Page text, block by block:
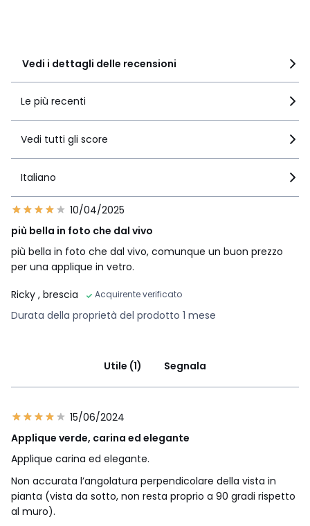
Vedi i dettagli delle recensioni
Le più recenti
Vedi tutti gli score
Italiano
10/04/2025
più bella in foto che dal vivo
più bella in foto che dal vivo, comunque un buon prezzo
per una applique in vetro.
Ricky , brescia Acquirente verificato
Durata della proprietà del prodotto 1 mese
Utile (1) Segnala
15/06/2024
Applique verde, carina ed elegante
Applique carina ed elegante.
Non accurata l’angolatura perpendicolare della vista in
pianta (vista da sotto, non resta proprio a 90 gradi rispetto
al muro).